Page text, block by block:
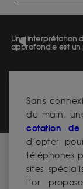
Une interprétation
approfondie est un
Sans
de main,
cotation de
d’opter
téléphones
sites
l’or